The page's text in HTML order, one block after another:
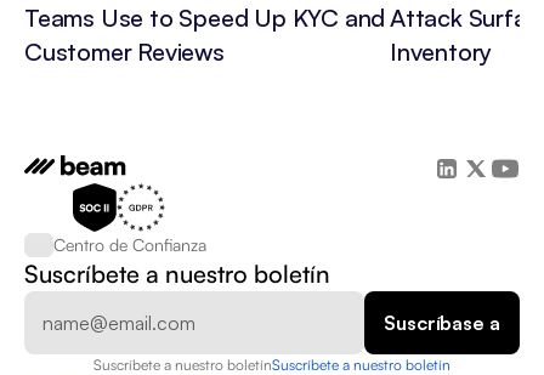
Teams Use to Speed Up KYC and
Customer Reviews
Attack
Inventory
Centro de Confianza
Suscríbete a nuestro boletín
Suscríbete a nuestro boletínSuscríbete a nuestro boletín